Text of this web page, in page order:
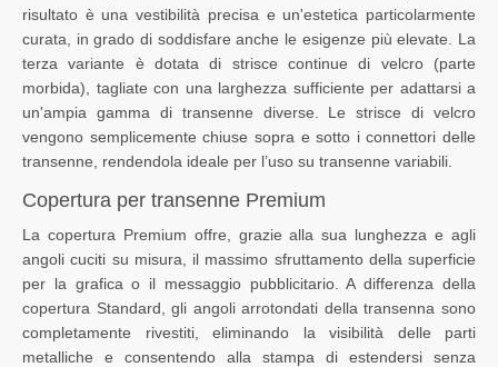
risultato è una vestibilità precisa e un'estetica particolarmente
curata, in grado di soddisfare anche le esigenze più elevate. La
terza variante è dotata di strisce continue di velcro (parte
morbida), tagliate con una larghezza sufficiente per adattarsi a
un'ampia gamma di transenne diverse. Le strisce di velcro
vengono semplicemente chiuse sopra e sotto i connettori delle
transenne, rendendola ideale per l’uso su transenne variabili.
Copertura per transenne Premium
La copertura Premium offre, grazie alla sua lunghezza e agli
angoli cuciti su misura, il massimo sfruttamento della superficie
per la grafica o il messaggio pubblicitario. A differenza della
copertura Standard, gli angoli arrotondati della transenna sono
completamente rivestiti, eliminando la visibilità delle parti
metalliche e consentendo alla stampa di estendersi senza